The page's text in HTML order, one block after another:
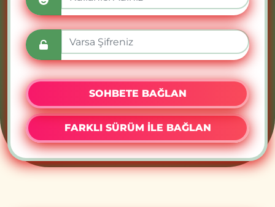
SOHBETE BAĞLAN
FARKLI SÜRÜM İLE BAĞLAN